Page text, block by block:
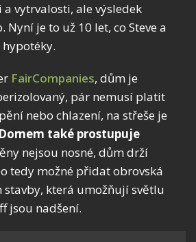
vytrvalosti, ale výsledek
Nyní je to už 10 let, co Steve a
hypotéky.
FairCompanies, dům je
pár nemusí platit
nebo chlazení, na střeše je
Domem také prostupuje
nejsou nosné, dům drží
tedy možné přidat obrovská
stavby, která umožňují světlu
jsou nadšení.